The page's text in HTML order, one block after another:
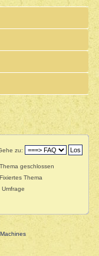
zu:
Thema geschlossen
Fixiertes Thema
Umfrage